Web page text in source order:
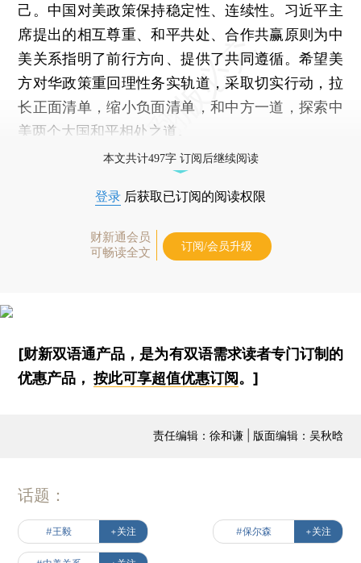
己。中国对美政策保持稳定性、连续性。习近平主
席提出的相互尊重、和平共处、合作共赢原则为中
美关系指明了前行方向、提供了共同遵循。希望美
方对华政策重回理性务实轨道，采取切实行动，拉
长正面清单，缩小负面清单，和中方一道，探索中
美两个大国和平相处之道。
本文共计497字 订阅后继续阅读
登录 后获取已订阅的阅读权限
财新通会员
可畅读全文
订阅/会员升级
[财新双语通产品，是为有双语需求读者专门订制的
优惠产品，按此可享超值优惠订阅 。]
责任编辑：徐和谦 | 版面编辑：吴秋晗
话题：
#王毅 +关注 #保尔森 +关注